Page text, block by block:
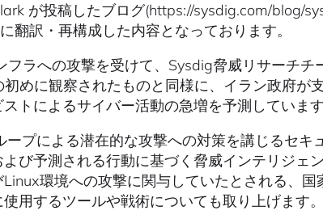
が投稿したブログ(https://sysdig.com/blog/
訳・再構成した内容となっております。
ラへの攻撃を受けて、Sysdig脅威リサーチチ
初めに観察されたものと同様に、イラン政府が
トによるサイバー活動の急増を予測しています
プによる潜在的な攻撃への対策を講じるセキ
び予測される行動に基づく脅威インテリジェ
環境への攻撃に関与していたとされる、国
用するツールや戦術についても取り上げます。